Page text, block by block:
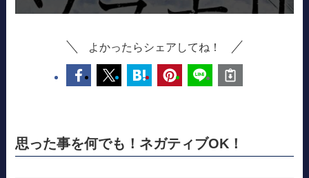
よかったらシェアしてね！
思った事を何でも！ネガティブOK！